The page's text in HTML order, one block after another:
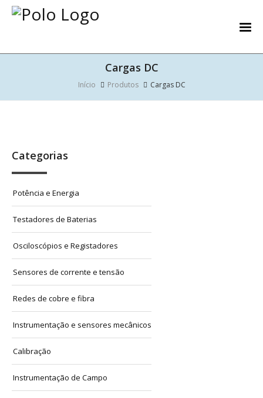
Cargas DC
Início Produtos Cargas DC
Categorias
Potência e Energia
Testadores de Baterias
Osciloscópios e Registadores
Sensores de corrente e tensão
Redes de cobre e fibra
Instrumentação e sensores mecânicos
Calibração
Instrumentação de Campo